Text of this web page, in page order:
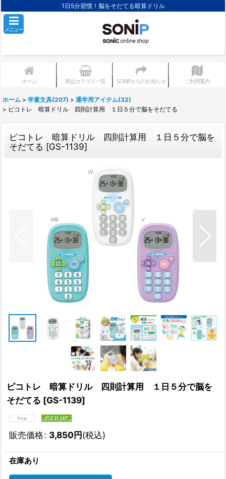
1日5分習慣！脳をそだてる暗算ドリル
メニュー
ホーム 商品カテゴリ一覧 SONIPからのお知らせ ご利用案内
ホーム > 学童文具(207) > 通学用アイテム(32)
> ピコトレ 暗算ドリル 四則計算用 １日５分で脳をそだてる
ピコトレ 暗算ドリル 四則計算用 １日５分で脳を
そだてる [GS-1139]
ピコトレ 暗算ドリル 四則計算用 １日５分で脳を
そだてる [GS-1139]
販売価格: 3,850円(税込)
在庫あり